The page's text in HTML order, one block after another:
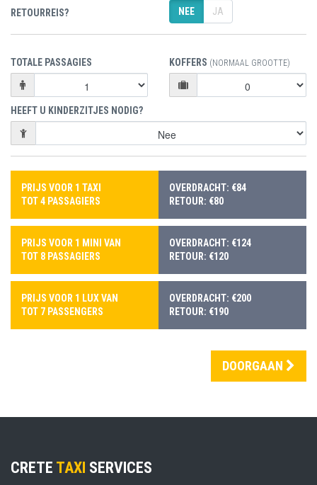
RETOURREIS? NEE JA
TOTALE PASSAGIES KOFFERS (NORMAAL GROOTTE)
HEEFT U KINDERZITJES NODIG?
PRIJS VOOR 1 TAXI
TOT 4 PASSAGIERS
OVERDRACHT: €84
RETOUR: €80
PRIJS VOOR 1 MINI VAN
TOT 8 PASSAGIERS
OVERDRACHT: €124
RETOUR: €120
PRIJS VOOR 1 LUX VAN
TOT 7 PASSENGERS
OVERDRACHT: €200
RETOUR: €190
DOORGAAN
CRETE TAXI SERVICES